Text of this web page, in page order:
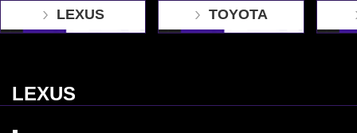
LEXUS TOYOTA
LEXUS